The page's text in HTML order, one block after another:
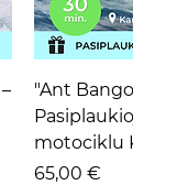
"Ant Bangos"
motociklu
Kaina
65,00 €